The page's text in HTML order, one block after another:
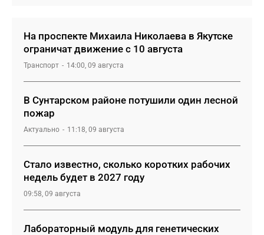
На проспекте Михаила Николаева в Якутске
ограничат движение с 10 августа
Транспорт 14:00, 09 августа
В Сунтарском районе потушили один лесной
пожар
Актуально 11:18, 09 августа
Стало известно, сколько коротких рабочих
недель будет в 2027 году
09:58, 09 августа
Лабораторный модуль для генетических